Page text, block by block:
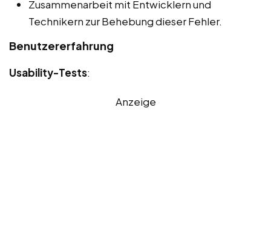
Zusammenarbeit mit Entwicklern und
Technikern zur Behebung dieser Fehler.
Benutzererfahrung
Usability-Tests:
Anzeige